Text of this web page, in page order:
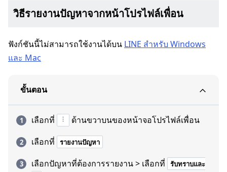
วิธีรายงานปัญหาจากหน้าโปรไฟล์เพื่อน
ฟังก์ชันนี้ไม่สามารถใช้งานได้บน LINE สำหรับ Windows
และ Mac
ขั้นตอน
เลือกที่
ด้านขวาบนของหน้าจอโปรไฟล์เพื่อน
เลือกที่
รายงานปัญหา
เลือกปัญหาที่ต้องการรายงาน > เลือกที่
รับทราบและ